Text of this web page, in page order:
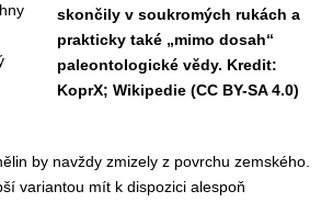
skončily v soukromých rukách a
prakticky také „mimo dosah“
paleontologické vědy. Kredit:
KoprX; Wikipedie (CC BY-SA 4.0)
by navždy zmizely z povrchu zemského.
variantou mít k dispozici alespoň